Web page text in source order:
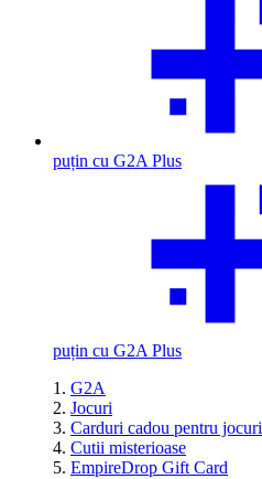
puțin cu G2A Plus
puțin cu G2A Plus
G2A
Jocuri
Carduri cadou pentru jocuri
Cutii misterioase
EmpireDrop Gift Card